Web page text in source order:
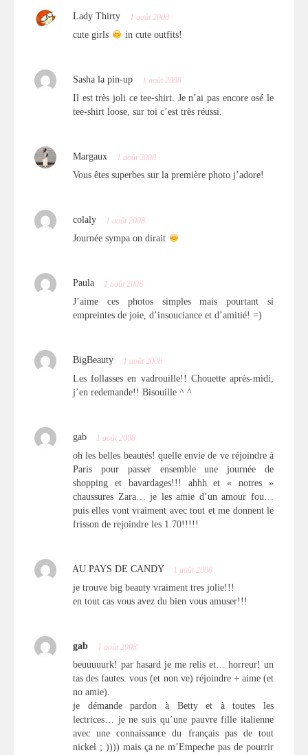
Lady Thirty 1 août 2008
cute girls in cute outfits!
Sasha la pin-up 1 août 2008
Il est très joli ce tee-shirt. Je n’ai pas encore osé le
tee-shirt loose, sur toi c’est très réussi.
Margaux 1 août 2008
Vous êtes superbes sur la première photo j’adore!
colaly 1 août 2008
Journée sympa on dirait
Paula 1 août 2008
J’aime ces photos simples mais pourtant si
empreintes de joie, d’insouciance et d’amitié! =)
BigBeauty 1 août 2008
Les follasses en vadrouille!! Chouette après-midi,
j’en redemande!! Bisouille ^ ^
gab 1 août 2008
oh les belles beautés! quelle envie de ve réjoindre à
Paris pour passer ensemble une journée de
shopping et bavardages!!! ahhh et « notres »
chaussures Zara… je les amie d’un amour fou…
puis elles vont vraiment avec tout et me donnent le
frisson de rejoindre les 1.70!!!!!
AU PAYS DE CANDY 1 août 2008
je trouve big beauty vraiment tres jolie!!!
en tout cas vous avez du bien vous amuser!!!
gab 1 août 2008
beuuuuurk! par hasard je me relis et… horreur! un
tas des fautes: vous (et non ve) réjoindre + aime (et
no amie).
je démande pardon à Betty et à toutes les
lectrices… je ne suis qu’une pauvre fille italienne
avec une connaissance du français pas de tout
nickel ; )))) mais ça ne m’Empeche pas de pourrir